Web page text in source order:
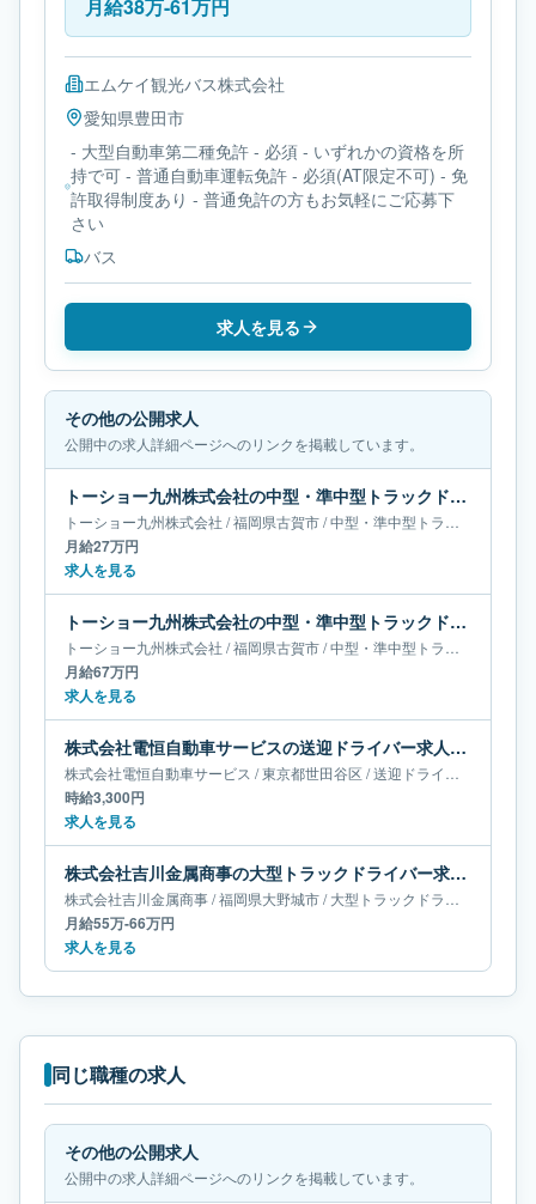
月給38万-61万円
エムケイ観光バス株式会社
愛知県豊田市
- 大型自動車第二種免許 - 必須 - いずれかの資格を所
持で可 - 普通自動車運転免許 - 必須(AT限定不可) - 免
許取得制度あり - 普通免許の方もお気軽にご応募下
さい
バス
求人を見る
その他の公開求人
公開中の求人詳細ページへのリンクを掲載しています。
トーショー九州株式会社の中型・準中型トラックドライバー求人｜福岡県古賀市｜月給27万円
トーショー九州株式会社 /福岡県古賀市/中型・準中型トラックドライバー
月給27万円
求人を見る
トーショー九州株式会社の中型・準中型トラックドライバー求人｜福岡県古賀市｜月給67万円
トーショー九州株式会社 /福岡県古賀市/中型・準中型トラックドライバー
月給67万円
求人を見る
株式会社電恒自動車サービスの送迎ドライバー求人｜東京都世田谷区
株式会社電恒自動車サービス /東京都世田谷区 /送迎ドライバー
時給3,300円
求人を見る
株式会社吉川金属商事の大型トラックドライバー求人｜福岡県大野城市｜月給55万-66万円
株式会社吉川金属商事/福岡県大野城市/大型トラックドライバー
月給55万-66万円
求人を見る
同じ職種の求人
その他の公開求人
公開中の求人詳細ページへのリンクを掲載しています。